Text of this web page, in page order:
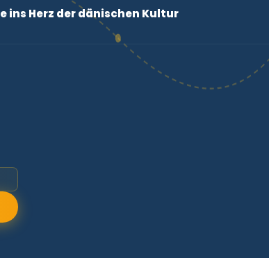
ins Herz der dänischen Kultur